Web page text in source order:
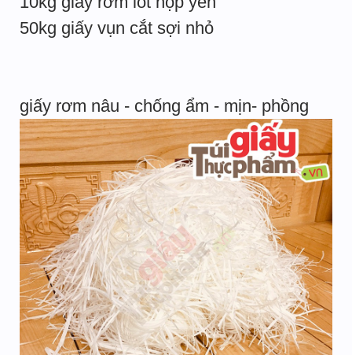
50kg giấy vụn cắt sợi nhỏ
giấy rơm nâu - chống ẩm - mịn- phồng